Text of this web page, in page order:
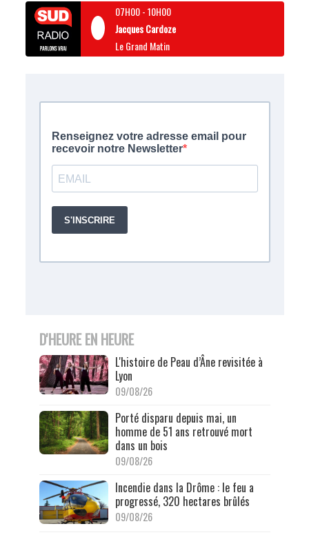
07H00-10H00
Jacques Cardoze
Le Grand Matin
D'HEURE EN HEURE
L'histoire de Peau d’Âne revisitée à
Lyon
09/08/26
Porté disparu depuis mai, un
homme de 51 ans retrouvé mort
dans un bois
09/08/26
Incendie dans la Drôme : le feu a
progressé, 320 hectares brûlés
09/08/26